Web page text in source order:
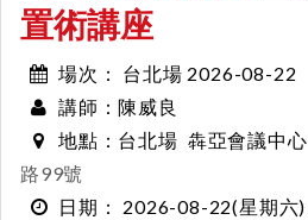
置術講座
場次： 台北場 2026-08-22
講師： 陳威良
地點： 台北場 犇亞會議中心
路99號
日期： 2026-08-22(星期六)